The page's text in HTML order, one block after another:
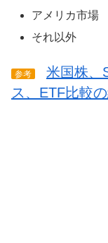
アメリカ市場
それ以外
参考
米国株、
ス、ETF比較